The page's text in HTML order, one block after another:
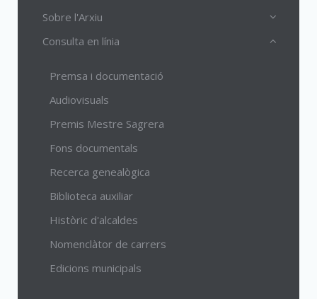
Sobre l'Arxiu
Consulta en línia
Premsa i documentació
Audiovisuals
Premis Mestre Sagrera
Fons documentals
Recerca genealògica
Biblioteca auxiliar
Històric d'alcaldes
Nomenclàtor de carrers
Edicions municipals